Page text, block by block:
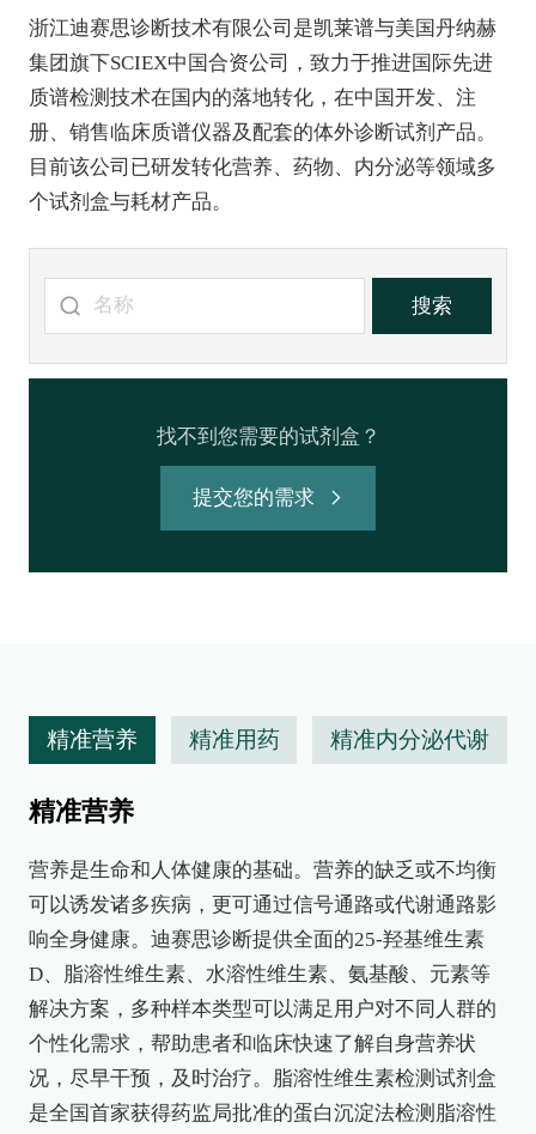
浙江迪赛思诊断技术有限公司是凯莱谱与美国丹纳赫
集团旗下SCIEX中国合资公司，致力于推进国际先进
质谱检测技术在国内的落地转化，在中国开发、注
册、销售临床质谱仪器及配套的体外诊断试剂产品。
目前该公司已研发转化营养、药物、内分泌等领域多
个试剂盒与耗材产品。
搜索
找不到您需要的试剂盒？
提交您的需求
精准营养 精准用药 精准内分泌代谢
精准营养
营养是生命和人体健康的基础。营养的缺乏或不均衡
可以诱发诸多疾病，更可通过信号通路或代谢通路影
响全身健康。迪赛思诊断提供全面的25-羟基维生素
D、脂溶性维生素、水溶性维生素、氨基酸、元素等
解决方案，多种样本类型可以满足用户对不同人群的
个性化需求，帮助患者和临床快速了解自身营养状
况，尽早干预，及时治疗。脂溶性维生素检测试剂盒
是全国首家获得药监局批准的蛋白沉淀法检测脂溶性